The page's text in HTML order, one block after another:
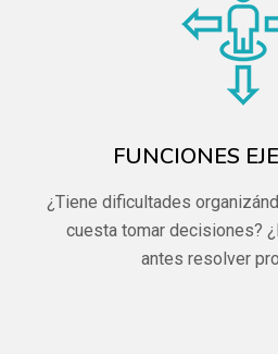
FUNCIONES
¿Tiene dificultades
cuesta tomar decisiones?
antes resolver